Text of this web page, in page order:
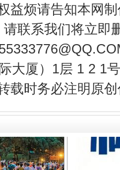
益烦请告知本网
联系我们将立即
大厦）1层 1 2 1
载时务必注明原